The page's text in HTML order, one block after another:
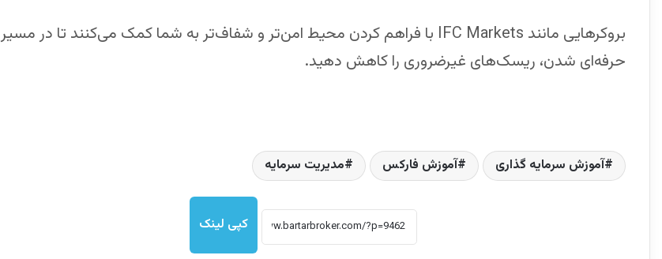
بروکرهایی مانند IFC Markets با فراهم کردن محیط امن‌تر و شفاف‌تر به شما کمک می‌کنند تا در مسیر
حرفه‌ای شدن، ریسک‌های غیرضروری را کاهش دهید.
آموزش سرمایه گذاری آموزش فارکس مدیریت سرمایه
کپی لینک